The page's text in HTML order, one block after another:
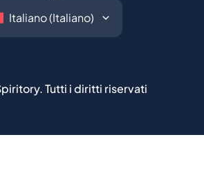
Tutti i diritti riservati